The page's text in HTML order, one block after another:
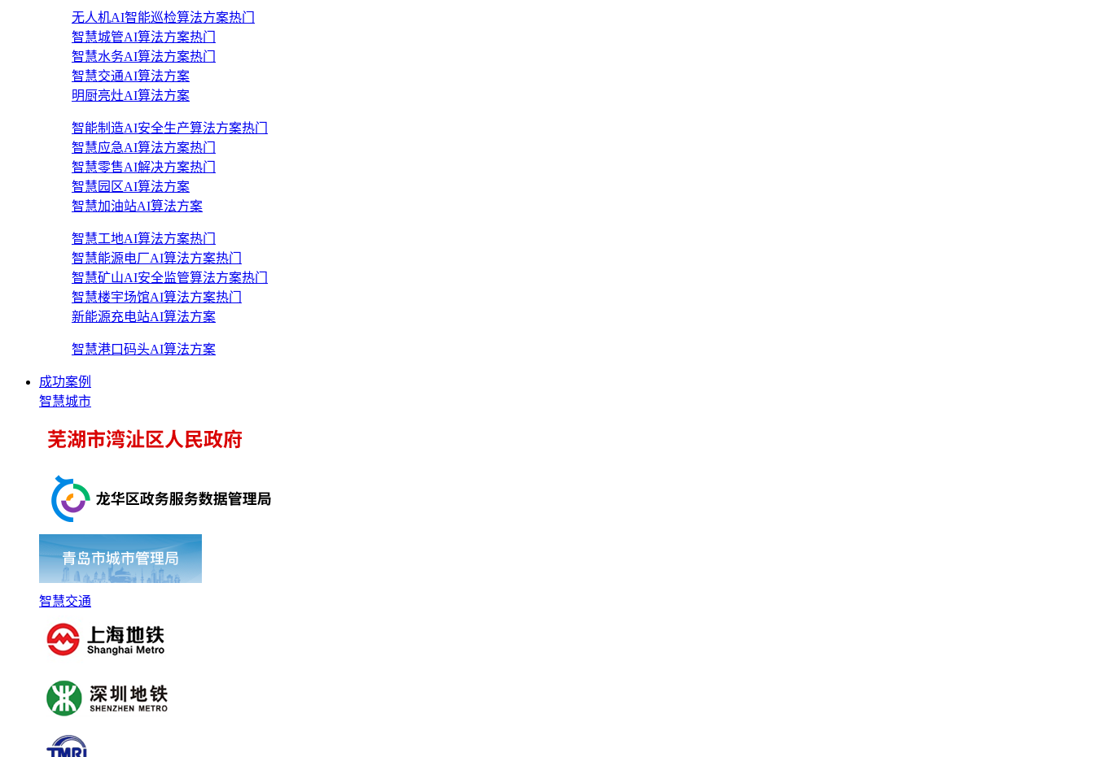
无人机AI智能巡检算法方案热门
智慧城管AI算法方案热门
智慧水务AI算法方案热门
智慧交通AI算法方案
明厨亮灶AI算法方案
智能制造AI安全生产算法方案热门
智慧应急AI算法方案热门
智慧零售AI解决方案热门
智慧园区AI算法方案
智慧加油站AI算法方案
智慧工地AI算法方案热门
智慧能源电厂AI算法方案热门
智慧矿山AI安全监管算法方案热门
智慧楼宇场馆AI算法方案热门
新能源充电站AI算法方案
智慧港口码头AI算法方案
成功案例
智慧城市
智慧交通